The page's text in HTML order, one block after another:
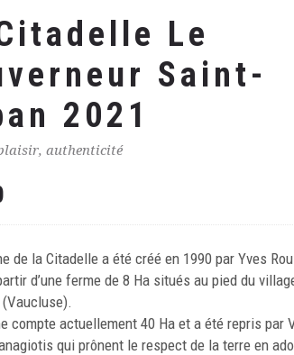
Le
Saint-
2021
authenticité
de la Citadelle a été créé en 1990 par Yves
d’une ferme de 8 Ha situés au pied du
compte actuellement 40 Ha et a été repris par
qui prônent le respect de la terre en